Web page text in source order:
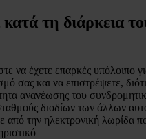
τη διάρκεια
να έχετε επαρκές υπόλοιπο
σας και να επιστρέψετε,
ανανέωσης του
διοδίων των άλλων
από την ηλεκτρονική λωρίδα